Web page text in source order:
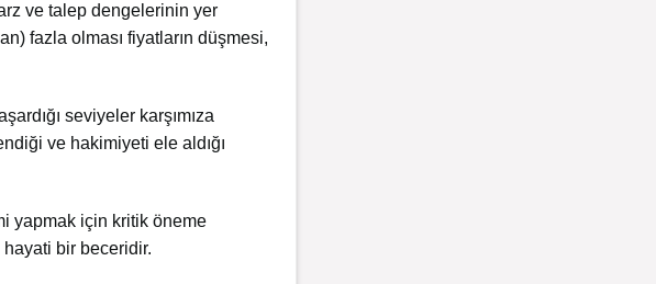
ve talep dengelerinin yer
fazla olması fiyatların düşmesi,
seviyeler karşımıza
ve hakimiyeti ele aldığı
yapmak için kritik öneme
hayati bir beceridir.